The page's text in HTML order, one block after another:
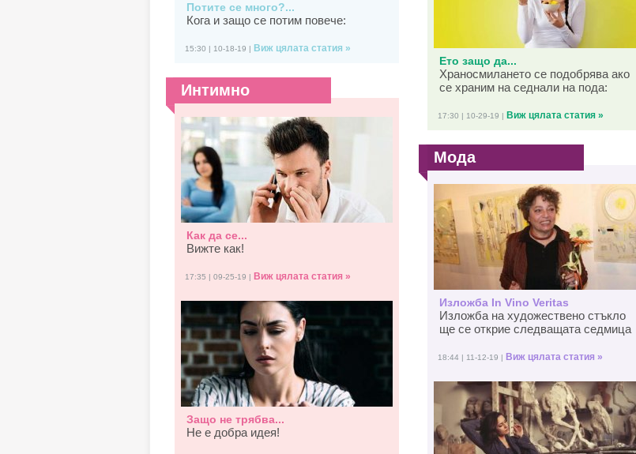
Потите се много?...
Кога и защо се потим повече:
15:30 | 10-18-19 | Виж цялата статия »
Интимно
Как да се...
Вижте как!
17:35 | 09-25-19 | Виж цялата статия »
Защо не трябва...
Не е добра идея!
Ето защо да...
Храносмилането се подобрява ако
се храним на седнали на пода:
17:30 | 10-29-19 | Виж цялата статия »
Мода
Изложба In Vino Veritas
Изложба на художествено стъкло
ще се открие следващата седмица
18:44 | 11-12-19 | Виж цялата статия »